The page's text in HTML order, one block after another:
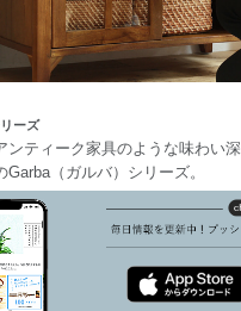
ーズ
ンティーク家具のような味わい
（ガルバ）シリーズ。
想っている、暮らしにかかわる